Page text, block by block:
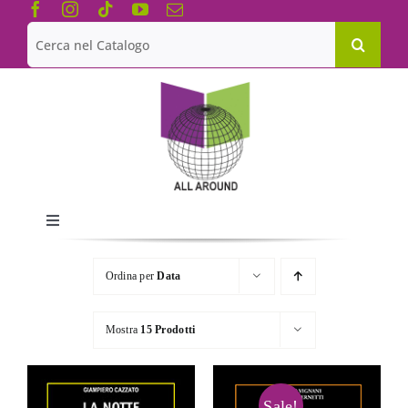
Salta
contenuto
Cerca
per:
Toggle
Navigation
Chi siamo
Le Collane
Catalogo
Ordina perData
Mostra 15 Prodotti